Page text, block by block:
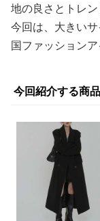
地の良さとトレン
今回は、大きい
国ファッション
今回紹介する商